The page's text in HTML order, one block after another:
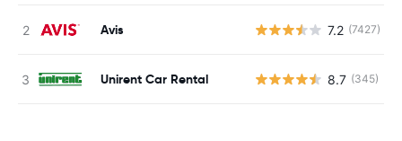
Avis 7.2 (7427)
Unirent Car Rental 8.7 (345)